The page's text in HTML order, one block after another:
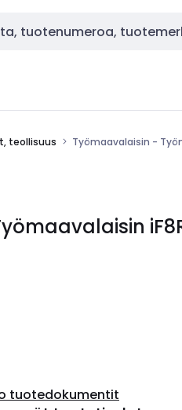
teollisuus Työmaavalaisin -
tuotedokumentit